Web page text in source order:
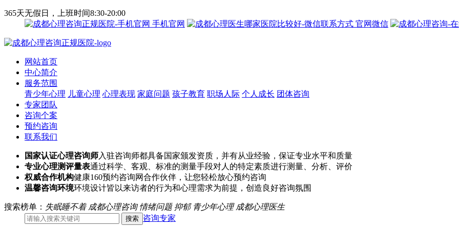
365天无假日，上班时间8:30-20:00
手机官网
官网微信
网站首页
中心简介
服务范围
青少年心理 儿童心理 心理表现 家庭问题 孩子教育 职场人际 个人成长 团体咨询
专家团队
咨询个案
预约咨询
联系我们
国家认证心理咨询师入驻咨询师都具备国家颁发资质，并有从业经验，保证专业水平和质量
专业心理测评量表通过科学、客观、标准的测量手段对人的特定素质进行测量、分析、评价
权威合作机构健康160预约咨询网合作伙伴，让您轻松放心预约咨询
温馨咨询环境环境设计皆以来访者的行为和心理需求为前提，创造良好咨询氛围
搜索榜单： 失眠睡不着 成都心理咨询 情绪问题 抑郁 青少年心理 成都心理医生
咨询专家